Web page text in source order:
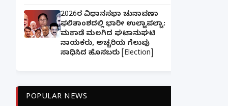
2026ರ ವಿಧಾನಸಭಾ ಚುನಾವಣಾ
ಫಲಿತಾಂಶದಲ್ಲಿ ಭಾರೀ ಉಲ್ಟಾಪಲ್ಟಾ:
ಮಕಾಡೆ ಮಲಗಿದ ಘಟಾನುಘಟಿ
ನಾಯಕರು, ಅಚ್ಚರಿಯ ಗೆಲುವು
ಸಾಧಿಸಿದ ಹೊಸಬರು [Election]
POPULAR NEWS